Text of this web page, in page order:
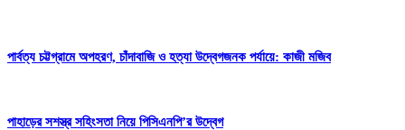
পার্বত্য চট্টগ্রামে অপহরণ, চাঁদাবাজি ও হত্যা উদ্বেগজনক পর্যায়ে: কাজী মজিব
পাহাড়ের সশস্ত্র সহিংসতা নিয়ে পিসিএনপি’র উদ্বেগ